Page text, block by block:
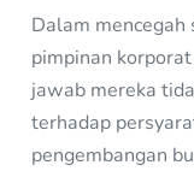
Dalam mencegah
pimpinan
jawab mereka
terhadap
pengembangan